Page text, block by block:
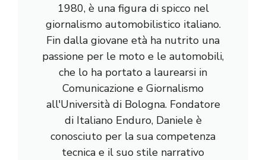
1980, è una figura di spicco nel
giornalismo automobilistico italiano.
Fin dalla giovane età ha nutrito una
passione per le moto e le automobili,
che lo ha portato a laurearsi in
Comunicazione e Giornalismo
all'Università di Bologna. Fondatore
di Italiano Enduro, Daniele è
conosciuto per la sua competenza
tecnica e il suo stile narrativo